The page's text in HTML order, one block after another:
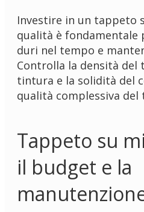
Investire in un tappeto
qualità è fondamentale
duri nel tempo e
Controlla la densità
tintura e la solidità del
qualità complessiva del
Tappeto su
il budget e la